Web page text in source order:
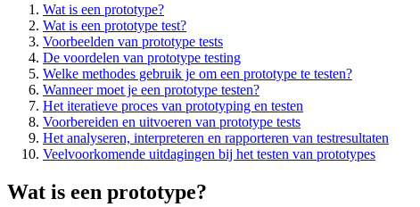
Wat is een prototype?
Wat is een prototype test?
Voorbeelden van prototype tests
De voordelen van prototype testing
Welke methodes gebruik je om een prototype te testen?
Wanneer moet je een prototype testen?
Het iteratieve proces van prototyping en testen
Voorbereiden en uitvoeren van prototype tests
Het analyseren, interpreteren en rapporteren van testresultaten
Veelvoorkomende uitdagingen bij het testen van prototypes
Wat is een prototype?